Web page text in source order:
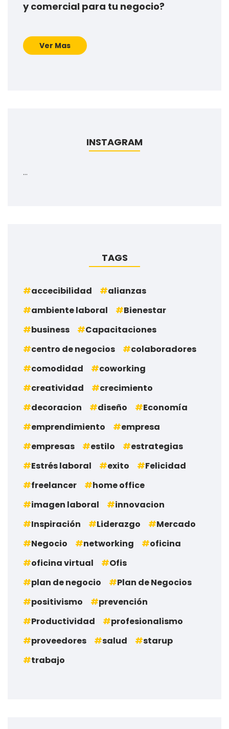
y comercial para tu negocio?
Ver Mas
INSTAGRAM
…
TAGS
accecibilidad
alianzas
ambiente laboral
Bienestar
business
Capacitaciones
centro de negocios
colaboradores
comodidad
coworking
creatividad
crecimiento
decoracion
diseño
Economía
emprendimiento
empresa
empresas
estilo
estrategias
Estrés laboral
exito
Felicidad
freelancer
home office
imagen laboral
innovacion
Inspiración
Liderazgo
Mercado
Negocio
networking
oficina
oficina virtual
Ofis
plan de negocio
Plan de Negocios
positivismo
prevención
Productividad
profesionalismo
proveedores
salud
starup
trabajo